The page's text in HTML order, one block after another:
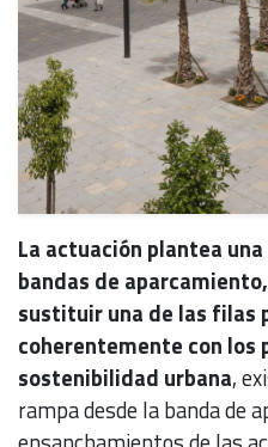
La actuación plantea
bandas de
sustituir una de las filas
coherentemente con los
sostenibilidad urbana,
rampa desde la banda de